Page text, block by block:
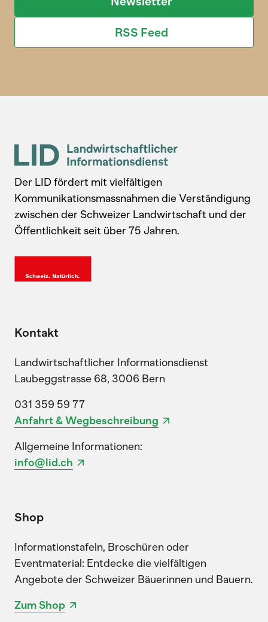
RSS Feed
Der LID fördert mit vielfältigen
Kommunikationsmassnahmen die Verständigung
zwischen der Schweizer Landwirtschaft und der
Öffentlichkeit seit über 75 Jahren.
Kontakt
Landwirtschaftlicher Informationsdienst
Laubeggstrasse 68, 3006 Bern
031 359 59 77
Anfahrt & Wegbeschreibung
Allgemeine Informationen:
info@lid.ch
Shop
Informationstafeln, Broschüren oder
Eventmaterial: Entdecke die vielfältigen
Angebote der Schweizer Bäuerinnen und Bauern.
Zum Shop